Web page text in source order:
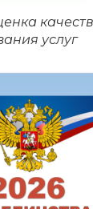
услуг